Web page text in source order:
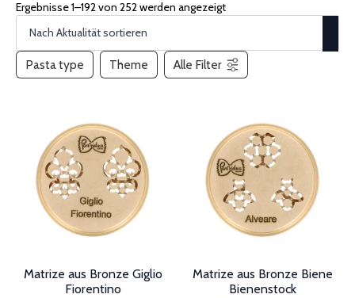
Ergebnisse 1–192 von 252 werden angezeigt
Pasta type Theme Alle Filter
Matrize aus Bronze Giglio
Fiorentino
Matrize aus Bronze Biene
Bienenstock